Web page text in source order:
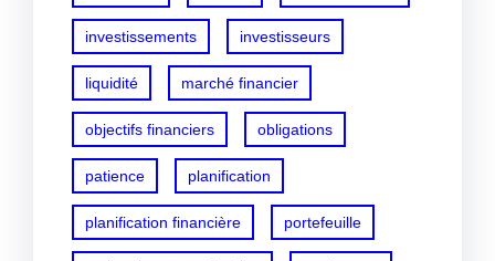
investissements investisseurs
liquidité marché financier
objectifs financiers obligations
patience planification
planification financière portefeuille